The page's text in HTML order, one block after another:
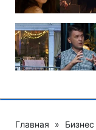
Главная » Бизнес